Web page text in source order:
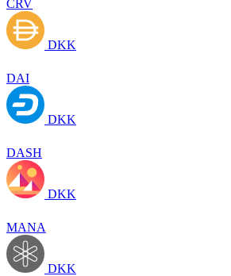
CRV
DKK
DAI
DKK
DASH
DKK
MANA
DKK